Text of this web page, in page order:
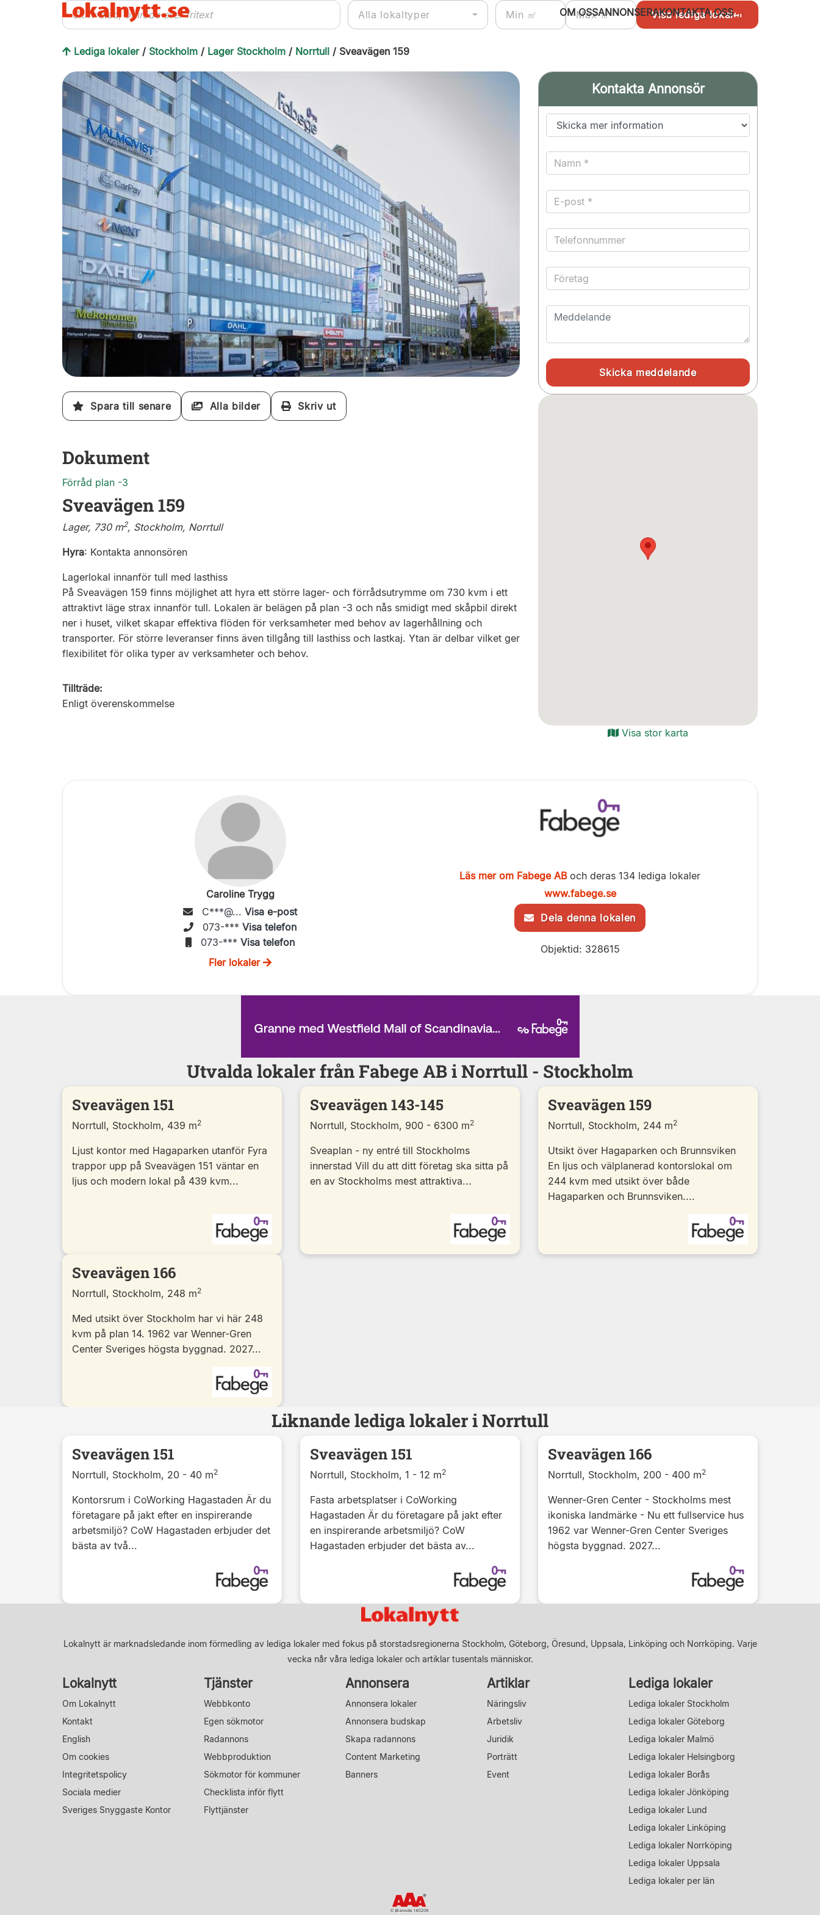
OM OSSANNONSERAKONTAKTA OSS
Alla lokaltyper
Lediga lokaler / Stockholm / Lager Stockholm / Norrtull / Sveavägen 159
Spara till senare Alla bilder Skriv ut
Dokument
Förråd plan -3
Sveavägen 159
Lager, 730 m2, Stockholm, Norrtull
Hyra: Kontakta annonsören
Lagerlokal innanför tull med lasthiss
På Sveavägen 159 finns möjlighet att hyra ett större lager- och förrådsutrymme om 730 kvm i ett
attraktivt läge strax innanför tull. Lokalen är belägen på plan -3 och nås smidigt med skåpbil direkt
ner i huset, vilket skapar effektiva flöden för verksamheter med behov av lagerhållning och
transporter. För större leveranser finns även tillgång till lasthiss och lastkaj. Ytan är delbar vilket ger
flexibilitet för olika typer av verksamheter och behov.
Tillträde:
Enligt överenskommelse
Kontakta Annonsör
Visa stor karta
Caroline Trygg
C***@... Visa e-post
073-*** Visa telefon
073-*** Visa telefon
Fler lokaler
Läs mer om Fabege ABoch deras 134 lediga lokaler
www.fabege.se
Dela denna lokalen
Objektid: 328615
Utvalda lokaler från Fabege AB i Norrtull - Stockholm
Sveavägen 151
Norrtull, Stockholm, 439 m2
Ljust kontor med Hagaparken utanför Fyra
trappor upp på Sveavägen 151 väntar en
ljus och modern lokal på 439 kvm...
Sveavägen 143-145
Norrtull, Stockholm, 900 - 6300 m2
Sveaplan - ny entré till Stockholms
innerstad Vill du att ditt företag ska sitta på
en av Stockholms mest attraktiva...
Sveavägen 159
Norrtull, Stockholm, 244 m2
Utsikt över Hagaparken och Brunnsviken
En ljus och välplanerad kontorslokal om
244 kvm med utsikt över både
Hagaparken och Brunnsviken....
Sveavägen 166
Norrtull, Stockholm, 248 m2
Med utsikt över Stockholm har vi här 248
kvm på plan 14. 1962 var Wenner-Gren
Center Sveriges högsta byggnad. 2027...
Liknande lediga lokaler i Norrtull
Sveavägen 151
Norrtull, Stockholm, 20 - 40 m2
Kontorsrum i CoWorking Hagastaden Är du
företagare på jakt efter en inspirerande
arbetsmiljö? CoW Hagastaden erbjuder det
bästa av två...
Sveavägen 151
Norrtull, Stockholm, 1 - 12 m2
Fasta arbetsplatser i CoWorking
Hagastaden Är du företagare på jakt efter
en inspirerande arbetsmiljö? CoW
Hagastaden erbjuder det bästa av...
Sveavägen 166
Norrtull, Stockholm, 200 - 400 m2
Wenner-Gren Center - Stockholms mest
ikoniska landmärke - Nu ett fullservice hus
1962 var Wenner-Gren Center Sveriges
högsta byggnad. 2027...
Lokalnytt är marknadsledande inom förmedling av lediga lokaler med fokus på storstadsregionerna Stockholm, Göteborg, Öresund, Uppsala, Linköping och Norrköping. Varje
vecka når våra lediga lokaler och artiklar tusentals människor.
Lokalnytt
Om Lokalnytt
Kontakt
English
Om cookies
Integritetspolicy
Sociala medier
Sveriges Snyggaste Kontor
Tjänster
Webbkonto
Egen sökmotor
Radannons
Webbproduktion
Sökmotor för kommuner
Checklista inför flytt
Flyttjänster
Annonsera
Annonsera lokaler
Annonsera budskap
Skapa radannons
Content Marketing
Banners
Artiklar
Näringsliv
Arbetsliv
Juridik
Porträtt
Event
Lediga lokaler
Lediga lokaler Stockholm
Lediga lokaler Göteborg
Lediga lokaler Malmö
Lediga lokaler Helsingborg
Lediga lokaler Borås
Lediga lokaler Jönköping
Lediga lokaler Lund
Lediga lokaler Linköping
Lediga lokaler Norrköping
Lediga lokaler Uppsala
Lediga lokaler per län